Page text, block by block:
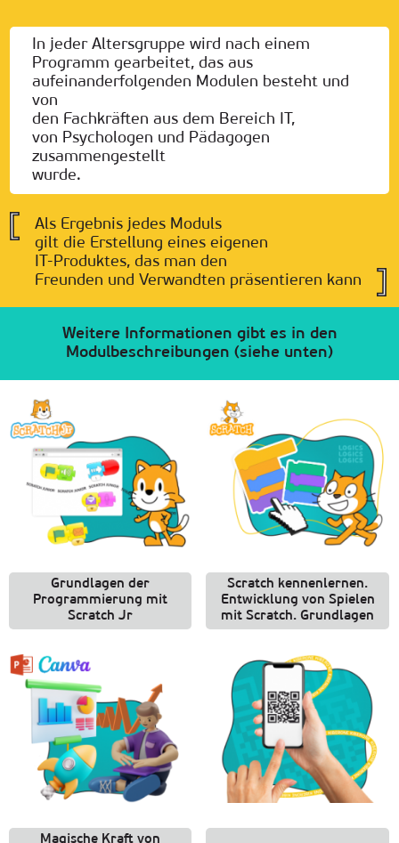
In jeder Altersgruppe wird nach einem
Programm gearbeitet, das aus
aufeinanderfolgenden Modulen besteht und
von
den Fachkräften aus dem Bereich IT,
von Psychologen und Pädagogen
zusammengestellt
wurde.
Als Ergebnis jedes Moduls
gilt die Erstellung eines eigenen
IT-Produktes, das man den
Freunden und Verwandten präsentieren kann
Weitere Informationen gibt es in den
Modulbeschreibungen (siehe unten)
Grundlagen der
Programmierung mit
Scratch Jr
Scratch kennenlernen.
Entwicklung von Spielen
mit Scratch. Grundlagen
Magische Kraft von